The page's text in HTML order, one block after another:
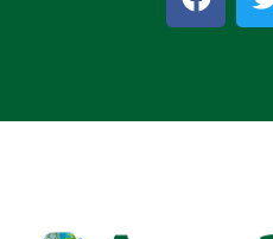
a
o